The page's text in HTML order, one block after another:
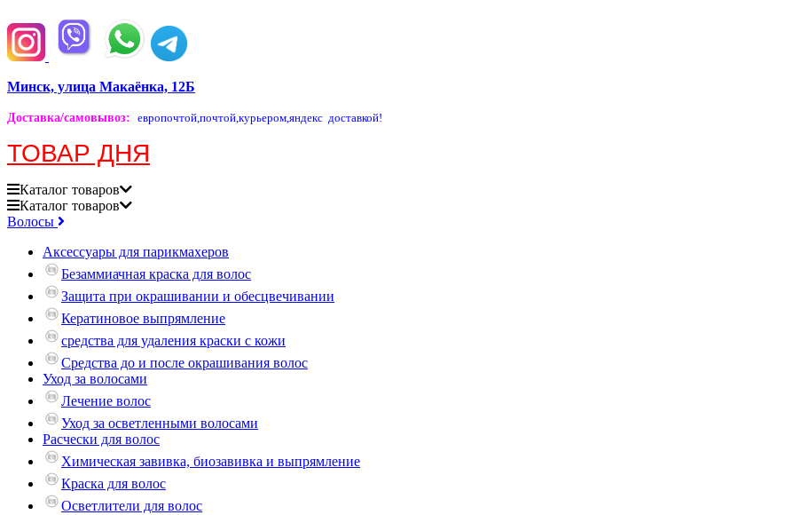
Минск, улица Макаёнка, 12Б
Доставка/самовывоз: европочтой,почтой,курьером,яндекс доставкой!
ТОВАР ДНЯ
Каталог товаров
Каталог товаров
Волосы
Аксессуары для парикмахеров
Безаммиачная краска для волос
Защита при окрашивании и обесцвечивании
Кератиновое выпрямление
средства для удаления краски с кожи
Средства до и после окрашивания волос
Уход за волосами
Лечение волос
Уход за осветленными волосами
Расчески для волос
Химическая завивка, биозавивка и выпрямление
Краска для волос
Осветлители для волос